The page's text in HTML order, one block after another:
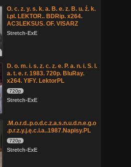
O. c. z. y. s. k. a. B. e. z. B. u. ź. k.
i.pl. LEKTOR.. BDRip. x264.
AC3LEKSUS. OF. VISARZ
Stretch-ExE
D. o. m. i. s. z. c. z. e. P. a. n. i. S. l.
a. t. e. r. 1983. 720p. BluRay.
x264. YIFY. LektorPL
720p
Stretch-ExE
.M.o.r.d..p.o.d.c.z.a.s.n.u.d.n.e.g.o
.p.r.z.y.j.ę.c.i.a..1987.Napisy.PL
720p
Stretch-ExE